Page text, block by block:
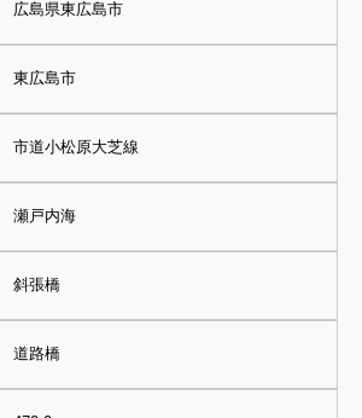
広島県東広島市
東広島市
市道小松原大芝線
瀬戸内海
斜張橋
道路橋